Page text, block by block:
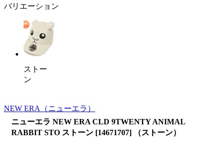
バリエーション
ストー
ン
NEW ERA （ニューエラ）
ニューエラ NEW ERA CLD 9TWENTY ANIMAL
RABBIT STO ストーン [14671707] （ストーン）